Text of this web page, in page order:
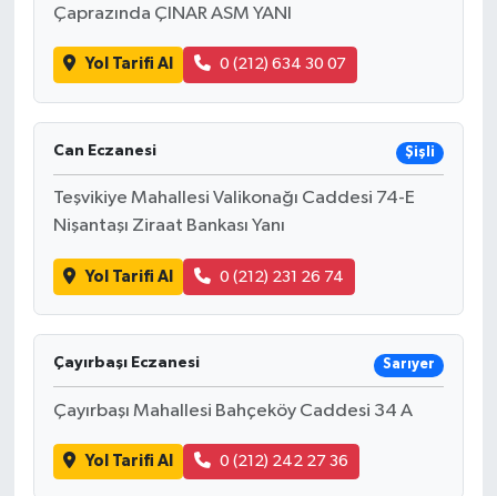
Çaprazında ÇINAR ASM YANI
Yol Tarifi Al 0 (212) 634 30 07
Can Eczanesi Şişli
Teşvikiye Mahallesi Valikonağı Caddesi 74-E
Nişantaşı Ziraat Bankası Yanı
Yol Tarifi Al 0 (212) 231 26 74
Çayırbaşı Eczanesi Sarıyer
Çayırbaşı Mahallesi Bahçeköy Caddesi 34 A
Yol Tarifi Al 0 (212) 242 27 36